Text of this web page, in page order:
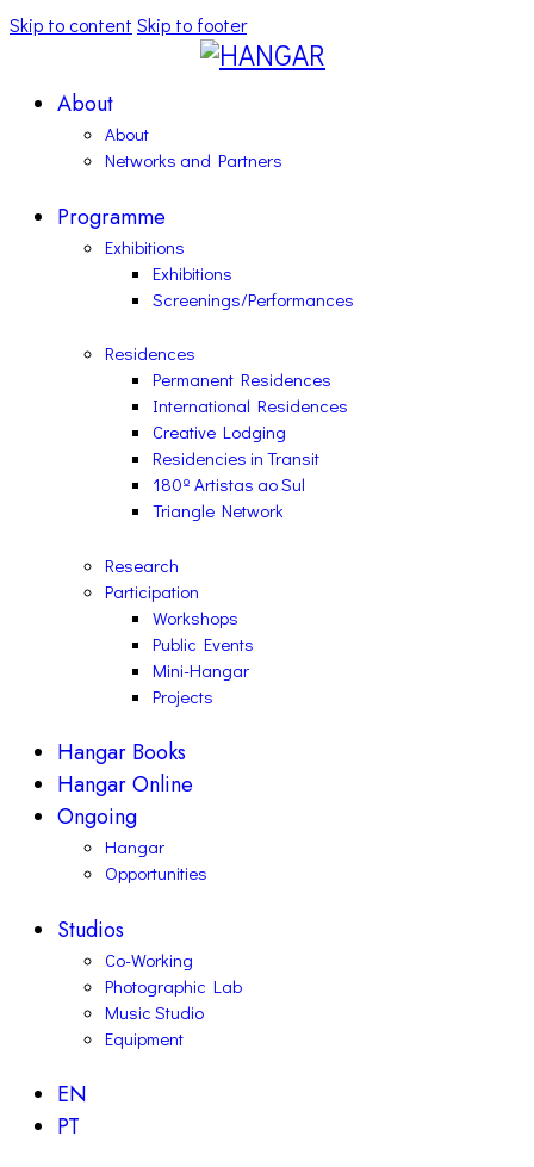
Skip to content Skip to footer
About
About
Networks and Partners
Programme
Exhibitions
Exhibitions
Screenings/Performances
Residences
Permanent Residences
International Residences
Creative Lodging
Residencies in Transit
180º Artistas ao Sul
Triangle Network
Research
Participation
Workshops
Public Events
Mini-Hangar
Projects
Hangar Books
Hangar Online
Ongoing
Hangar
Opportunities
Studios
Co-Working
Photographic Lab
Music Studio
Equipment
EN
PT